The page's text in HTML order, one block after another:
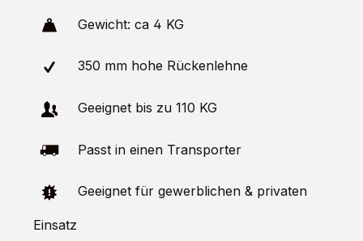
Gewicht: ca 4 KG
350 mm hohe Rückenlehne
Geeignet bis zu 110 KG
Passt in einen Transporter
Geeignet für gewerblichen & privaten
Einsatz